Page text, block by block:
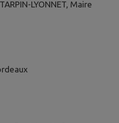
LYONNET, Maire